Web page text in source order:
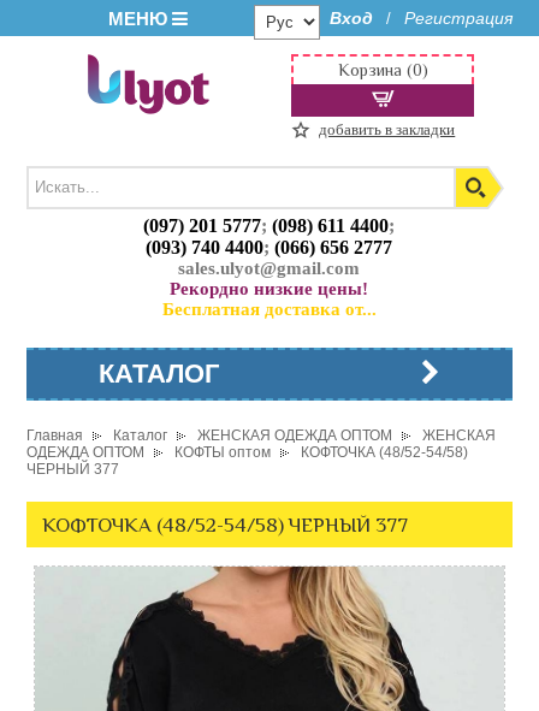
МЕНЮ Вход / Регистрация
(097) 201 5777;(098) 611 4400;
(093) 740 4400;(066) 656 2777
sales.ulyot@gmail.com
Рекордно низкие цены!
Бесплатная доставка от...
Корзина (0)
добавить в закладки
КАТАЛОГ
Главная Каталог ЖЕНСКАЯ ОДЕЖДА ОПТОМ
ЖЕНСКАЯ
ОДЕЖДА ОПТОМ
КОФТЫ оптом
КОФТОЧКА (48/52-54/58)
ЧЕРНЫЙ 377
КОФТОЧКА (48/52-54/58) ЧЕРНЫЙ 377